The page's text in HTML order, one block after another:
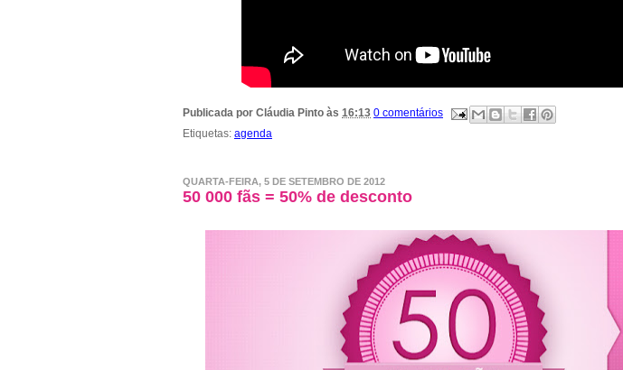
Publicada por Cláudia Pinto às 16:13 0 comentários
Etiquetas: agenda
QUARTA-FEIRA, 5 DE SETEMBRO DE 2012
50 000 fãs = 50% de desconto